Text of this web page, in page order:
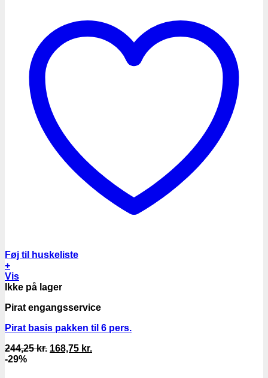
Føj til huskeliste
+
Vis
Ikke på lager
Pirat engangsservice
Pirat basis pakken til 6 pers.
244,25kr. Den
168,75 kr.
-29%